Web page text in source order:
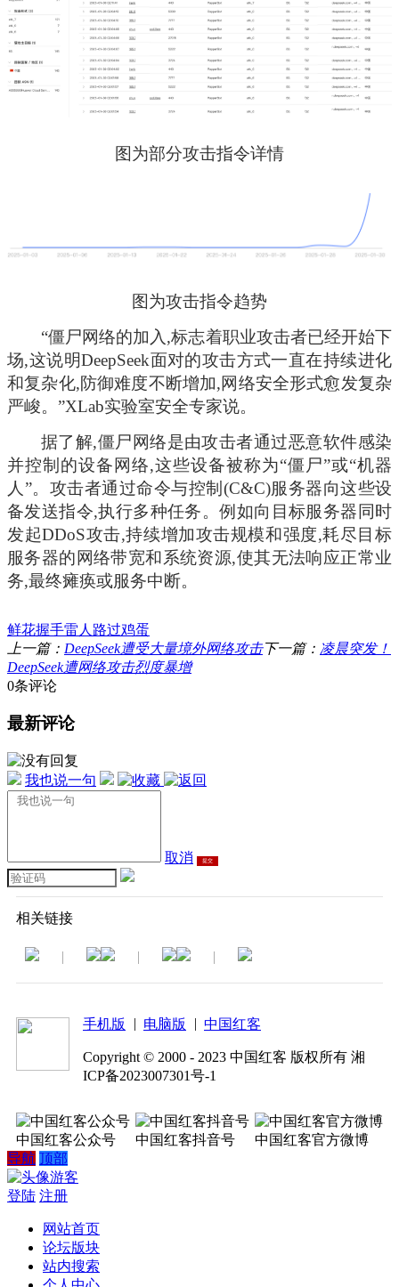
图为部分攻击指令详情
图为攻击指令趋势
“僵尸网络的加入,标志着职业攻击者已经开始下
场,这说明DeepSeek面对的攻击方式一直在持续进化
和复杂化,防御难度不断增加,网络安全形式愈发复杂
严峻。”XLab实验室安全专家说。
据了解,僵尸网络是由攻击者通过恶意软件感染
并控制的设备网络,这些设备被称为“僵尸”或“机器
人”。攻击者通过命令与控制(C&C)服务器向这些设
备发送指令,执行多种任务。例如向目标服务器同时
发起DDoS攻击,持续增加攻击规模和强度,耗尽目标
服务器的网络带宽和系统资源,使其无法响应正常业
务,最终瘫痪或服务中断。
鲜花握手雷人 路过鸡蛋
上一篇： DeepSeek遭受大量境外网络攻击下一篇： 凌晨突发！
DeepSeek遭网络攻击烈度暴增
0条评论
最新评论
我也说一句
取消 提交
相关链接
| | |
手机版 | 电脑版 | 中国红客
Copyright © 2000 - 2023 中国红客 版权所有 湘
ICP备2023007301号-1
中国红客公众号 中国红客抖音号
中国红客官方微博
导航 顶部
游客
登陆 注册
网站首页
论坛版块
站内搜索